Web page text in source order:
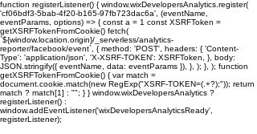
function registerListener() { window.wixDevelopersAnalytics.register(
'cf06bdf3-5bab-4f20-b165-97fb723dac6a', (eventName,
eventParams, options) => { const a = 1 const XSRFToken =
getXSRFTokenFromCookie() fetch(
`${window.location.origin}/_serverless/analytics-
reporter/facebook/event`, { method: 'POST', headers: { 'Content-
Type': 'application/json', 'X-XSRF-TOKEN': XSRFToken, }, body:
JSON.stringify({ eventName, data: eventParams }), }, ); }, ); function
getXSRFTokenFromCookie() { var match =
document.cookie.match(new RegExp("XSRF-TOKEN=(.+?);")); return
match ? match[1] : ""; } } window.wixDevelopersAnalytics ?
registerListener() :
window.addEventListener('wixDevelopersAnalyticsReady',
registerListener);